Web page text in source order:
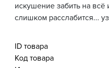
искушение забить на
слишком расслабится...
ID товара
Код товара